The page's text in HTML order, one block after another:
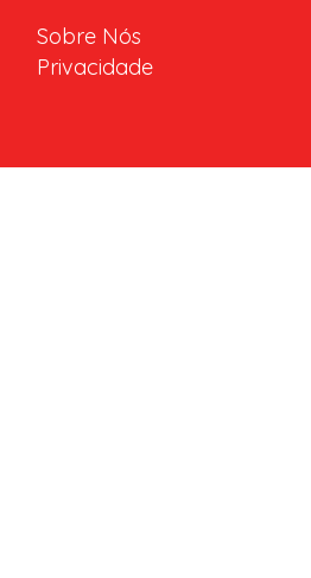
Sobre Nós
Privacidade